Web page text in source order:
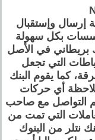
إرسال وإستقبال
بكل سهولة
بريطاني في الأصل
التي تجعل
كما يقوم البنك
أي حركات
التواصل مع صاحب
التي تمت من
نتلر من البنوك